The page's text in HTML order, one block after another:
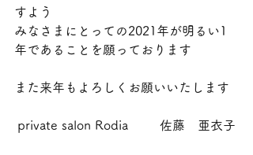
すよう
みなさまにとっての2021年が明るい1
年であることを願っております
また来年もよろしくお願いいたします
private salon Rodia        佐藤　亜衣子